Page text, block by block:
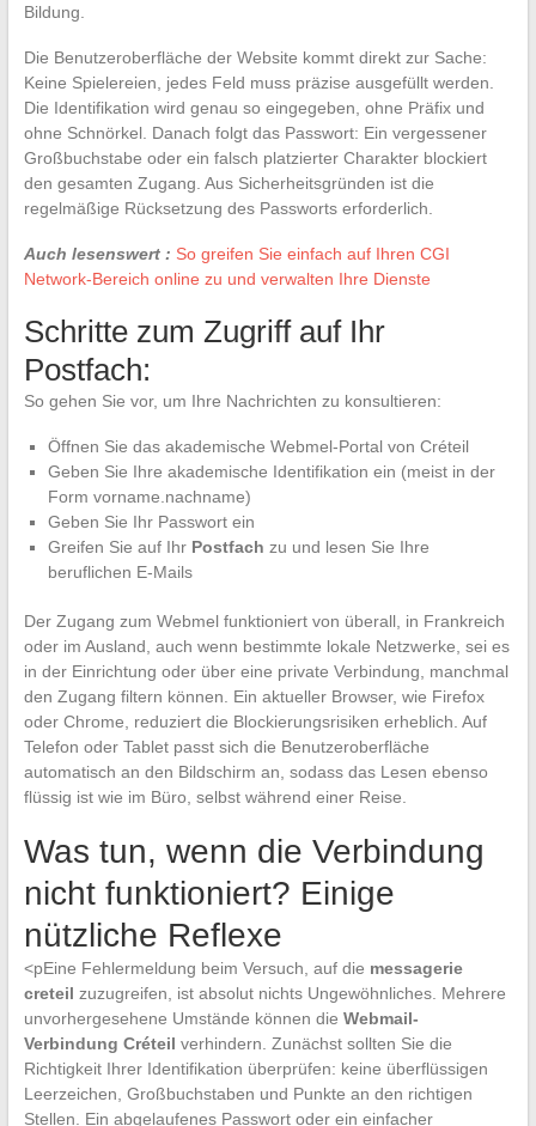
Bildung.
Die Benutzeroberfläche der Website kommt direkt zur Sache:
Keine Spielereien, jedes Feld muss präzise ausgefüllt werden.
Die Identifikation wird genau so eingegeben, ohne Präfix und
ohne Schnörkel. Danach folgt das Passwort: Ein vergessener
Großbuchstabe oder ein falsch platzierter Charakter blockiert
den gesamten Zugang. Aus Sicherheitsgründen ist die
regelmäßige Rücksetzung des Passworts erforderlich.
Auch lesenswert : So greifen Sie einfach auf Ihren CGI
Network-Bereich online zu und verwalten Ihre Dienste
Schritte zum Zugriff auf Ihr
Postfach:
So gehen Sie vor, um Ihre Nachrichten zu konsultieren:
Öffnen Sie das akademische Webmel-Portal von Créteil
Geben Sie Ihre akademische Identifikation ein (meist in der
Form vorname.nachname)
Geben Sie Ihr Passwort ein
Greifen Sie auf Ihr Postfach zu und lesen Sie Ihre
beruflichen E-Mails
Der Zugang zum Webmel funktioniert von überall, in Frankreich
oder im Ausland, auch wenn bestimmte lokale Netzwerke, sei es
in der Einrichtung oder über eine private Verbindung, manchmal
den Zugang filtern können. Ein aktueller Browser, wie Firefox
oder Chrome, reduziert die Blockierungsrisiken erheblich. Auf
Telefon oder Tablet passt sich die Benutzeroberfläche
automatisch an den Bildschirm an, sodass das Lesen ebenso
flüssig ist wie im Büro, selbst während einer Reise.
Was tun, wenn die Verbindung
nicht funktioniert? Einige
nützliche Reflexe
<pEine Fehlermeldung beim Versuch, auf die messagerie
creteil zuzugreifen, ist absolut nichts Ungewöhnliches. Mehrere
unvorhergesehene Umstände können die Webmail-
Verbindung Créteil verhindern. Zunächst sollten Sie die
Richtigkeit Ihrer Identifikation überprüfen: keine überflüssigen
Leerzeichen, Großbuchstaben und Punkte an den richtigen
Stellen. Ein abgelaufenes Passwort oder ein einfacher